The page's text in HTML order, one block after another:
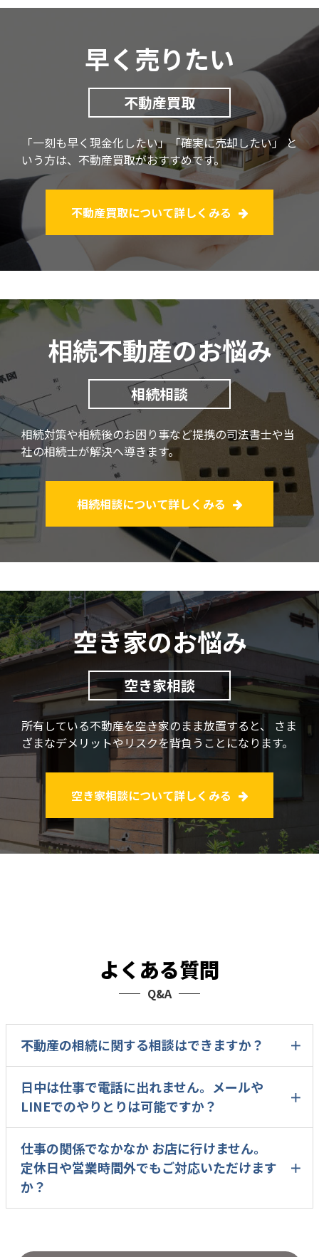
早く売りたい
不動産買取
「一刻も早く現金化したい」「確実に売却したい」 と
いう方は、不動産買取がおすすめです。
不動産買取について詳しくみる
相続不動産のお悩み
相続相談
相続対策や相続後のお困り事など提携の司法書士や当
社の相続士が解決へ導きます。
相続相談について詳しくみる
空き家のお悩み
空き家相談
所有している不動産を空き家のまま放置すると、
さま
ざまなデメリットやリスクを背負うことになります。
空き家相談について詳しくみる
よくある質問
Q&A
不動産の相続に関する相談はできますか？
日中は仕事で電話に出れません。メールや
LINEでのやりとりは可能ですか？
仕事の関係でなかなか お店に行けません。
定休日や営業時間外でもご対応いただけます
か？